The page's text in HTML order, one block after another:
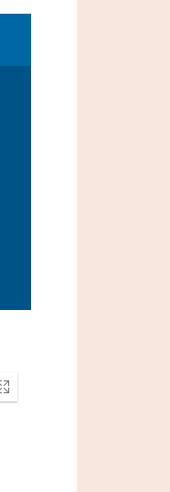
Enter
fullscreen